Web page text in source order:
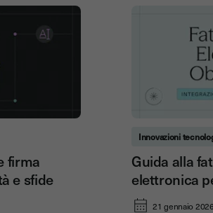
firma
e sfide
Innovazioni
Guida alla
elettronica
21 gennaio 2026